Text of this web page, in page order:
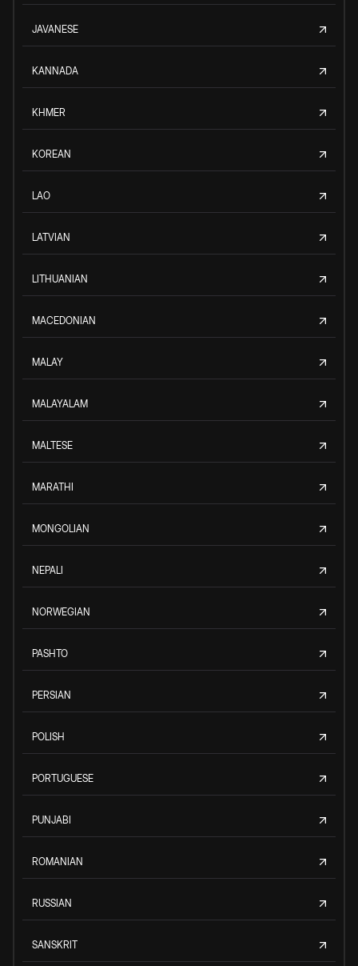
JAVANESE
KANNADA
KHMER
KOREAN
LAO
LATVIAN
LITHUANIAN
MACEDONIAN
MALAY
MALAYALAM
MALTESE
MARATHI
MONGOLIAN
NEPALI
NORWEGIAN
PASHTO
PERSIAN
POLISH
PORTUGUESE
PUNJABI
ROMANIAN
RUSSIAN
SANSKRIT